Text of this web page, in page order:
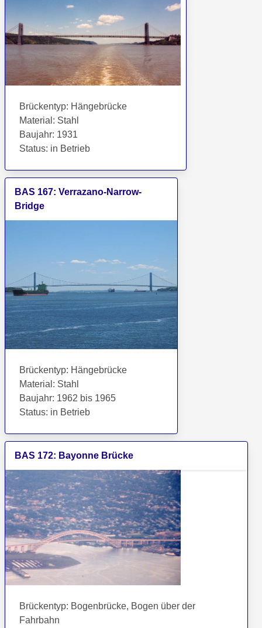
Brückentyp: Hängebrücke
Material : Stahl
Baujahr: 1931
Status: in Betrieb
BAS 167: Verrazano-Narrow-
Bridge
Brückentyp: Hängebrücke
Material : Stahl
Baujahr: 1962 bis 1965
Status: in Betrieb
BAS 172: Bayonne Brücke
Brückentyp: Bogenbrücke, Bogen über der
Fahrbahn